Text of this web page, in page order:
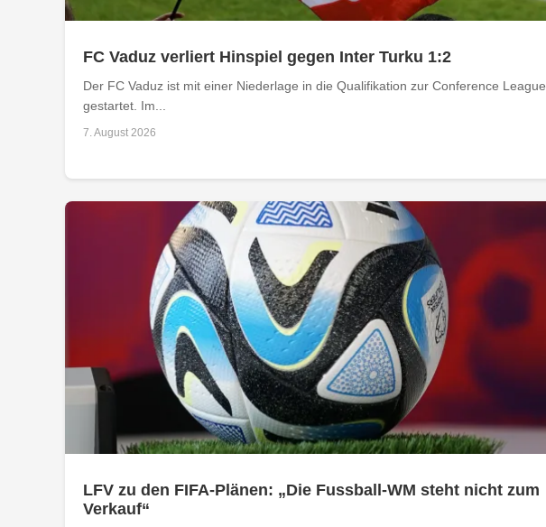
FC Vaduz verliert Hinspiel gegen Inter Turku 1:2
Der FC Vaduz ist mit einer Niederlage in die Qualifikation zur Conference League
gestartet. Im...
7. August 2026
LFV zu den FIFA-Plänen: „Die Fussball-WM steht nicht zum
Verkauf“